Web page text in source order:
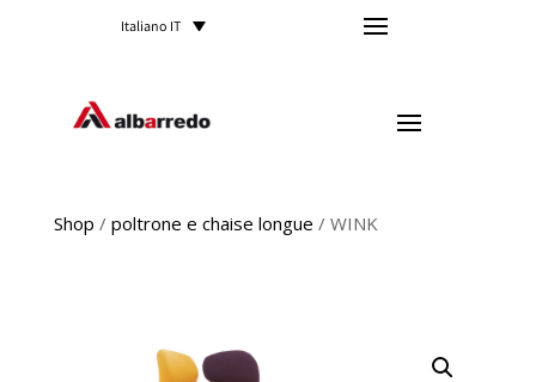
Italiano IT
Shop / poltrone e chaise longue / WINK